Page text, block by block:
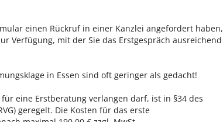
einen Rückruf in einer Kanzlei angefordert haben,
Verfügung, mit der Sie das Erstgespräch ausreichend
in Essen sind oft geringer als gedacht!
eine Erstberatung verlangen darf, ist in §34 des
geregelt. Die Kosten für das erste